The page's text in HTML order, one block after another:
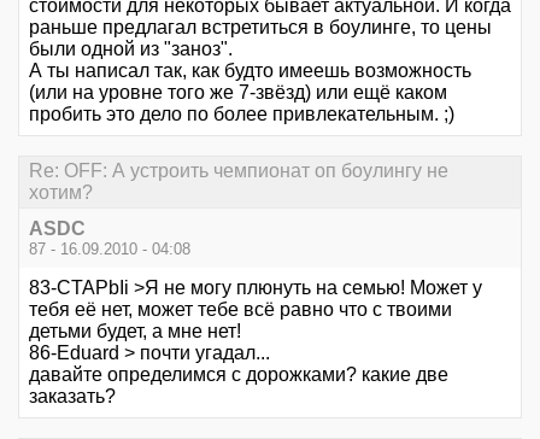
стоимости для некоторых бывает актуальной. И когда
раньше предлагал встретиться в боулинге, то цены
были одной из "заноз".
А ты написал так, как будто имеешь возможность
(или на уровне того же 7-звёзд) или ещё каком
пробить это дело по более привлекательным. ;)
Re: OFF: А устроить чемпионат оп боулингу не
хотим?
ASDC
87 - 16.09.2010 - 04:08
83-CTAPbIi >Я не могу плюнуть на семью! Может у
тебя её нет, может тебе всё равно что с твоими
детьми будет, а мне нет!
86-Eduard > почти угадал...
давайте определимся с дорожками? какие две
заказать?